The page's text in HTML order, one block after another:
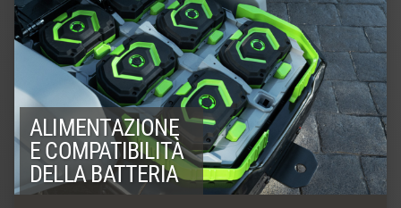
ALIMENTAZIONE
E COMPATIBILITÀ
DELLA BATTERIA